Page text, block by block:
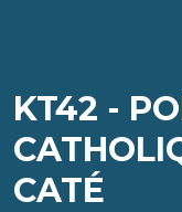
KT42 -
CATÉ